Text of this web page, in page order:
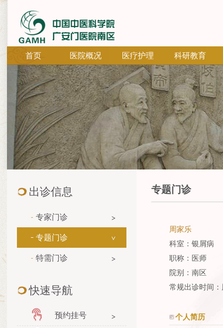
首页 医院概况 医疗护理 科研教育
出诊信息
专家门诊
专题门诊
特需门诊
快速导航
预约挂号
专题门诊
周家乐
科室：银屑病
职称：医师
院别：南区
常规出诊时间
个人简历